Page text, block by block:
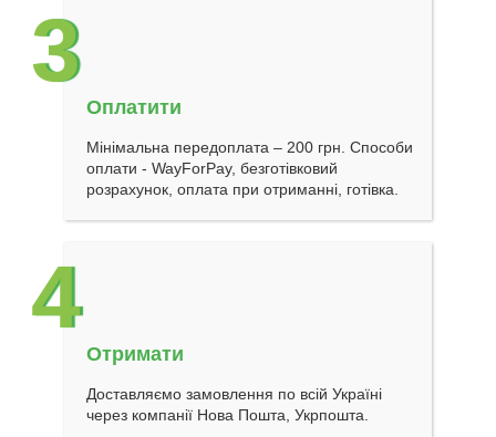
3
Оплатити
Мінімальна передоплата – 200 грн. Способи
оплати - WayForPay, безготівковий
розрахунок, оплата при отриманні, готівка.
4
Отримати
Доставляємо замовлення по всій Україні
через компанії Нова Пошта, Укрпошта.